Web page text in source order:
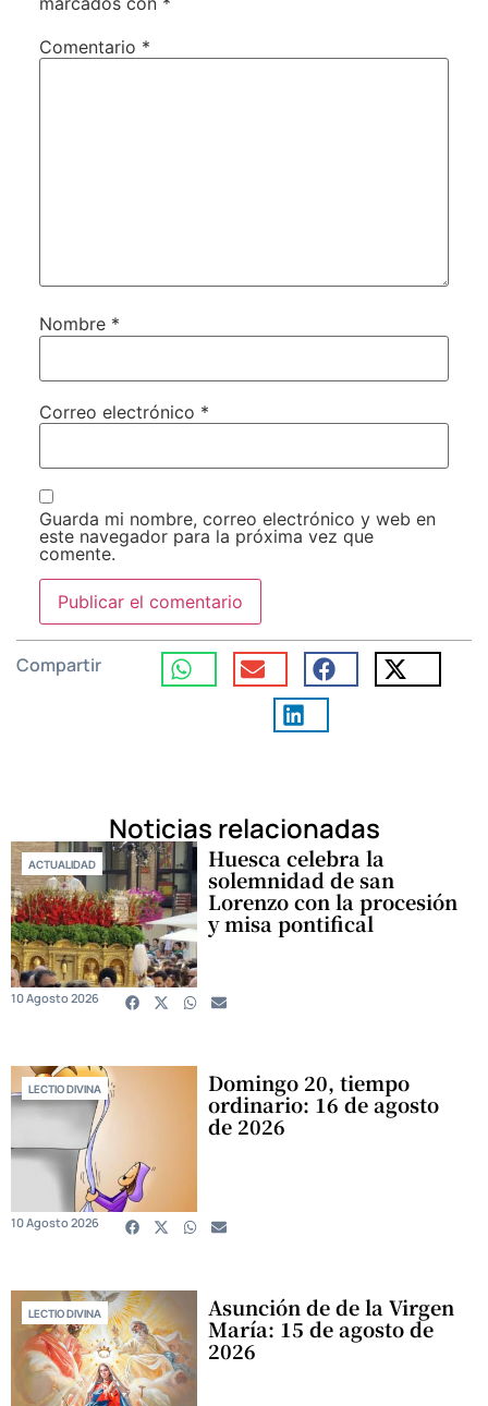
Comentario *
Nombre *
Correo electrónico *
Guarda mi nombre, correo electrónico y web en
este navegador para la próxima vez que
comente.
Compartir
Noticias relacionadas
ACTUALIDAD Huesca celebra la
solemnidad de san
Lorenzo con la procesión
y misa pontifical
10 Agosto 2026
LECTIO DIVINA Domingo 20, tiempo
ordinario: 16 de agosto
de 2026
10 Agosto 2026
LECTIO DIVINA Asunción de de la Virgen
María: 15 de agosto de
2026